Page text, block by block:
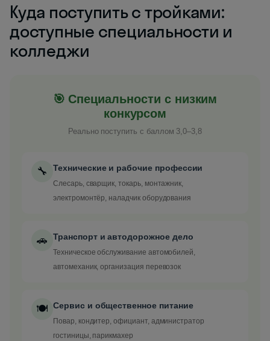
Куда поступить с тройками:
доступные специальности и
колледжи
🎯 Специальности с низким
конкурсом
Реально поступить с баллом 3,0–3,8
🔧 Технические и рабочие профессии
Слесарь, сварщик, токарь, монтажник,
электромонтёр, наладчик оборудования
🚗 Транспорт и автодорожное дело
Техническое обслуживание автомобилей,
автомеханик, организация перевозок
🍽️ Сервис и общественное питание
Повар, кондитер, официант, администратор
гостиницы, парикмахер